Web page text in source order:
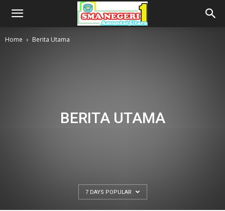
Home Berita Utama
BERITA UTAMA
7 DAYS POPULAR